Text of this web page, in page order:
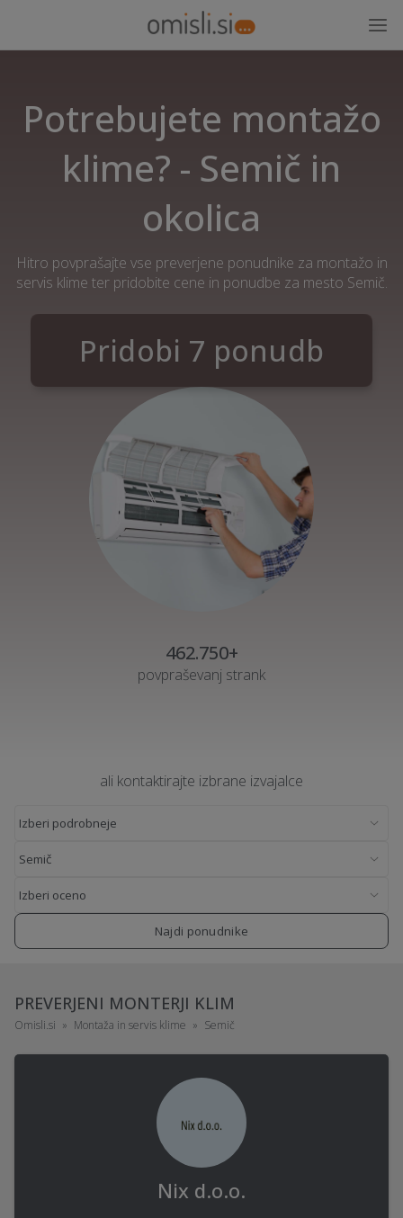
Potrebujete montažo
klime? - Semič in
okolica
Hitro povprašajte vse preverjene ponudnike za montažo in
servis klime ter pridobite cene in ponudbe za mesto Semič.
Pridobi 7 ponudb
462.750+
povpraševanj strank
ali kontaktirajte izbrane izvajalce
Najdi ponudnike
PREVERJENI MONTERJI KLIM
Omisli.si Montaža in servis klime Semič
Nix d.o.o.